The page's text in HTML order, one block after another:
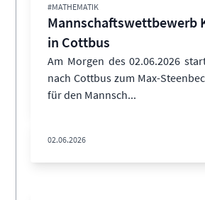
#MATHEMATIK
Mannschaftswettbewerb
in Cottbus
Am Morgen des 02.06.2026
nach Cottbus zum Max-
für den Mannsch...
02.06.2026